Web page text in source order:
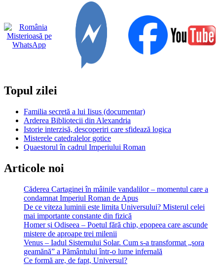
emancipare
a
lui
Topul zilei
Familia secretă a lui Iisus (documentar)
Arderea Bibliotecii din Alexandria
Istorie interzisă, descoperiri care sfidează logica
Misterele catedralelor gotice
Quaestorul în cadrul Imperiului Roman
Articole noi
Căderea Cartaginei în mâinile vandalilor – momentul care a
condamnat Imperiul Roman de Apus
De ce viteza luminii este limita Universului? Misterul celei
mai importante constante din fizică
Homer și Odiseea – Poetul fără chip, epopeea care ascunde
mistere de aproape trei milenii
Venus – Iadul Sistemului Solar. Cum s-a transformat „sora
geamănă” a Pământului într-o lume infernală
Ce formă are, de fapt, Universul?